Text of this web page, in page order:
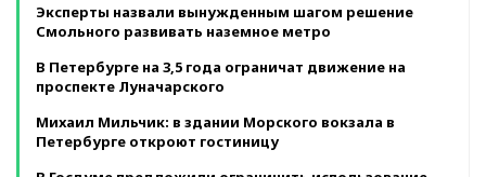
Эксперты назвали вынужденным шагом решение
Смольного развивать наземное метро
В Петербурге на 3,5 года ограничат движение на
проспекте Луначарского
Михаил Мильчик: в здании Морского вокзала в
Петербурге откроют гостиницу